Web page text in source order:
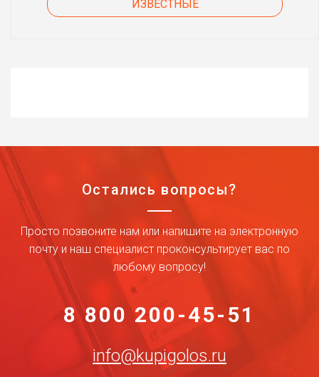
ИЗВЕСТНЫЕ
Остались вопросы?
Просто позвоните нам или напишите на электронную
почту и наш специалист проконсультирует вас по
любому вопросу!
8 800 200-45-51
info@kupigolos.ru